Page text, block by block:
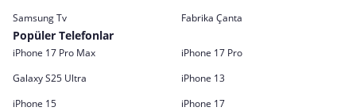
Samsung Tv Fabrika Çanta
Popüler Telefonlar
iPhone 17 Pro Max
iPhone 17 Pro
Galaxy S25 Ultra
iPhone 13
iPhone 15
iPhone 17